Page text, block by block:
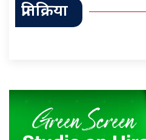
प्रतिक्रिया